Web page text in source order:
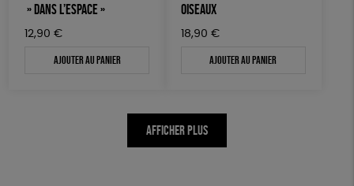
» DANS L’ESPACE »
12,90 €
Ajouter au panier
OISEAUX
18,90 €
Ajouter au panier
AFFICHER PLUS